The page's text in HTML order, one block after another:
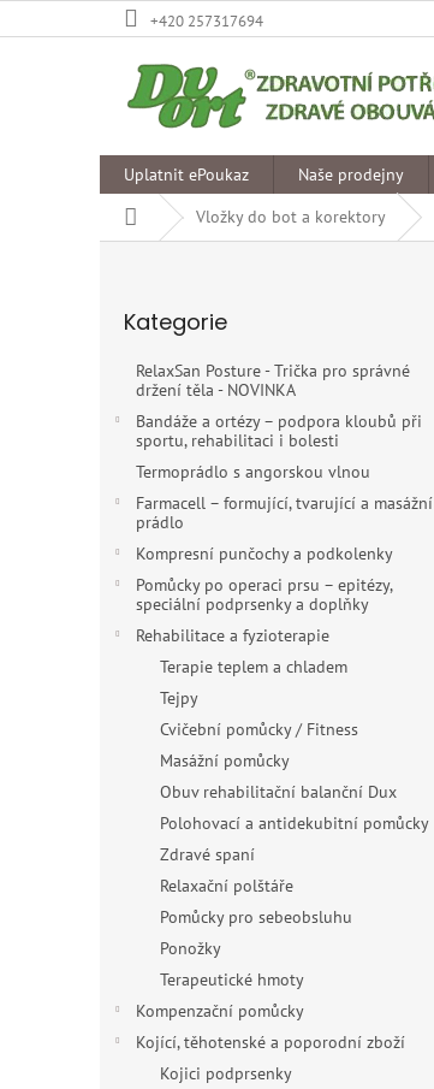
na
+420 257317694
Uplatnit ePoukaz Naše prodejny
Domů Vložky do bot a korektory
kategorie
Kategorie
RelaxSan Posture - Trička pro správné
držení těla - NOVINKA
Bandáže a ortézy – podpora kloubů při
sportu, rehabilitaci i bolesti
Termoprádlo s angorskou vlnou
Farmacell – formující, tvarující a masážní
prádlo
Kompresní punčochy a podkolenky
Pomůcky po operaci prsu – epitézy,
speciální podprsenky a doplňky
Rehabilitace a fyzioterapie
Terapie teplem a chladem
Tejpy
Cvičební pomůcky / Fitness
Masážní pomůcky
Obuv rehabilitační balanční Dux
Polohovací a antidekubitní pomůcky
Zdravé spaní
Relaxační polštáře
Pomůcky pro sebeobsluhu
Ponožky
Terapeutické hmoty
Kompenzační pomůcky
Kojící, těhotenské a poporodní zboží
Kojici podprsenky